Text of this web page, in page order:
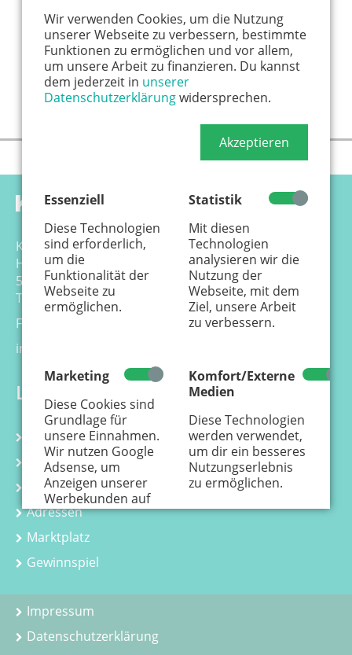
Wir verwenden Cookies, um die Nutzung
unserer Webseite zu verbessern, bestimmte
Funktionen zu ermöglichen und vor allem,
um unsere Arbeit zu finanzieren. Du kannst
dem jederzeit in unserer
Datenschutzerklärungwidersprechen.
Akzeptieren
Essenziell
Diese Technologien
sind erforderlich,
um die
Funktionalität der
Webseite zu
ermöglichen.
Statistik
Mit diesen
Technologien
analysieren wir die
Nutzung der
Webseite, mit dem
Ziel, unsere Arbeit
zu verbessern.
Marketing
Diese Cookies sind
Grundlage für
unsere Einnahmen.
Wir nutzen Google
Adsense, um
Anzeigen unserer
Werbekunden auf
der Webseite
einzustellen.
erfährst Du, wie
personenbezogene
von Anzeigen
Komfort/Externe
Medien
Diese Technologien
werden verwendet,
um dir ein besseres
Nutzungserlebnis
zu ermöglichen.
Känguru Colonia Verlag GmbH
Hansemannstr. 17-21
50823 Köln
Tel. 0221 - 99 88 21 - 0
Fax 0221 - 99 88 21 - 99
info@kaenguru-online.de
Links
Kalender
Kurse
Kindergeburtstag
Adressen
Marktplatz
Gewinnspiel
Impressum
Datenschutzerklärung